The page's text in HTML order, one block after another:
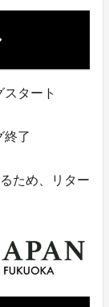
タート
終了
ため、リター